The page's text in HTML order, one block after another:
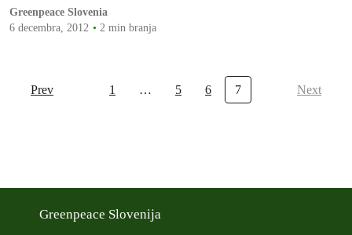
zahteve (1), HSE pa je predstavnico Greenpeace sprejel na
pogovor.
Greenpeace Slovenia
6 decembra, 2012
2 min branja
Prev 1 … 5 6 7 Next
Greenpeace Slovenija